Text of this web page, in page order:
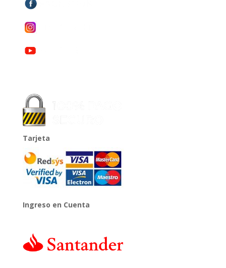
Tarjeta
Ingreso en Cuenta